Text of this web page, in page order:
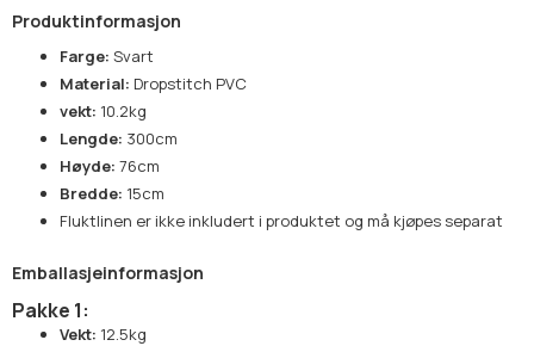
Produktinformasjon
Farge: Svart
Material: Dropstitch PVC
vekt: 10.2kg
Lengde: 300cm
Høyde: 76cm
Bredde: 15cm
Fluktlinen er ikke inkludert i produktet og må kjøpes separat
Emballasjeinformasjon
Pakke 1:
Vekt: 12.5kg